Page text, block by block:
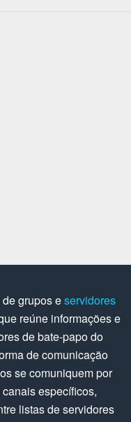
grupos eservidores
reúne informações e
de bate-papo do
de comunicação
se comuniquem por
específicos,
listas de servidores